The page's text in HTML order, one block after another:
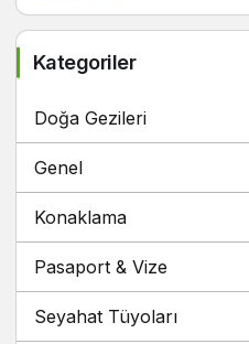
Kategoriler
Doğa Gezileri
Genel
Konaklama
Pasaport & Vize
Seyahat Tüyoları